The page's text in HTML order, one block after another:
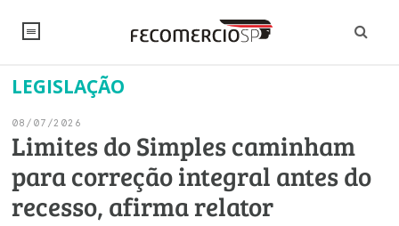
NOTÍCIAS
Editorial
Artigos
Institucional
Economia
Pesquisas
SINDICATOS
PESQUISAS
LEGISLAÇÃO
08/07/2026
Limites do Simples caminham
para correção integral antes do
recesso, afirma relator